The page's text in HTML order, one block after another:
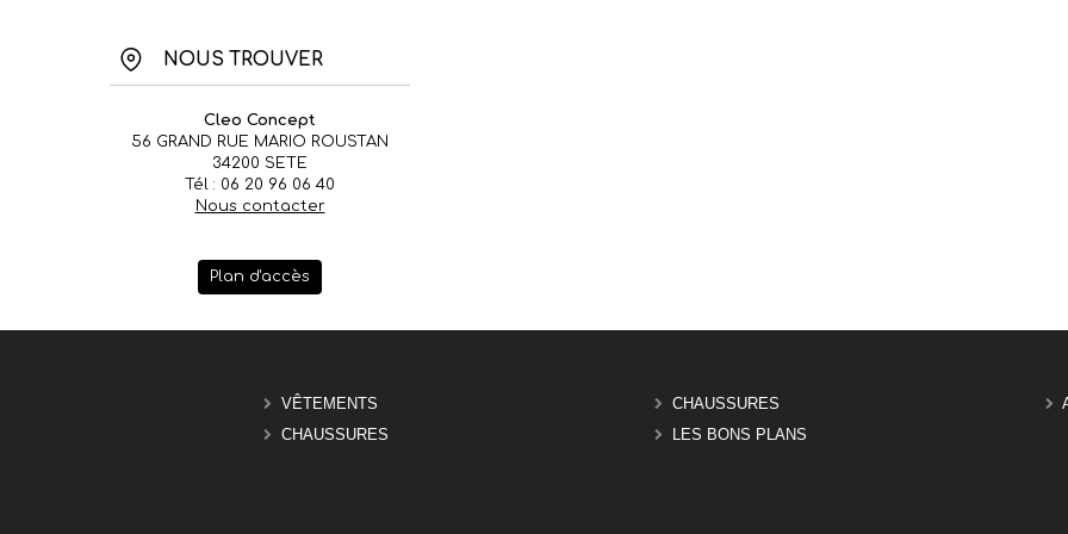
NOUS TROUVER
Cleo Concept
56 GRAND RUE MARIO ROUSTAN
34200 SETE
Tél : 06 20 96 06 40
Nous contacter
Plan d'accès
VÊTEMENTS CHAUSSURES
CHAUSSURES
LES BONS PLANS